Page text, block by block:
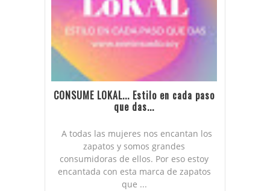
CONSUME LOKAL... Estilo en cada paso
que das...
A todas las mujeres nos encantan los
zapatos y somos grandes
consumidoras de ellos. Por eso estoy
encantada con esta marca de zapatos
que ...